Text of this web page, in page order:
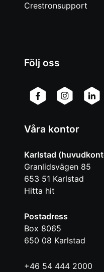
Crestronsupport
Följ oss
Våra kontor
Karlstad
Granlidsvägen 85
653 51 Karlstad
Hitta hit
Postadress
Box 8065
650 08 Karlstad
+46 54 444 2000